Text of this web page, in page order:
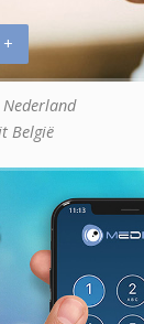
België